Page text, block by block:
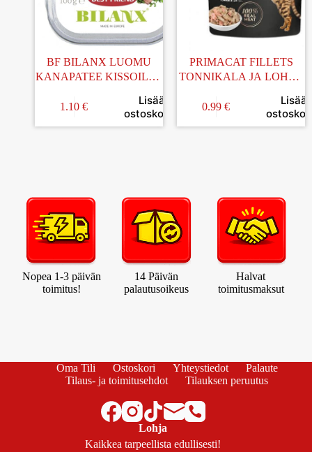
BF BILANX LUOMU
KANAPATEE KISSOILLE
1.10 €
Lisää
ostoskoriin
PRIMACAT FILLETS
TONNIKALA JA LOHTA
0.99 €
Lisää
Nopea 1-3 päivän
toimitus!
14 Päivän
palautusoikeus
Halvat
toimitusmaksut
Oma Tili Ostoskori Yhteystiedot
Palaute
Tilaus- ja toimitusehdot
Tilauksen peruutus
Lohja
Kaikkea tarpeellista edullisesti!